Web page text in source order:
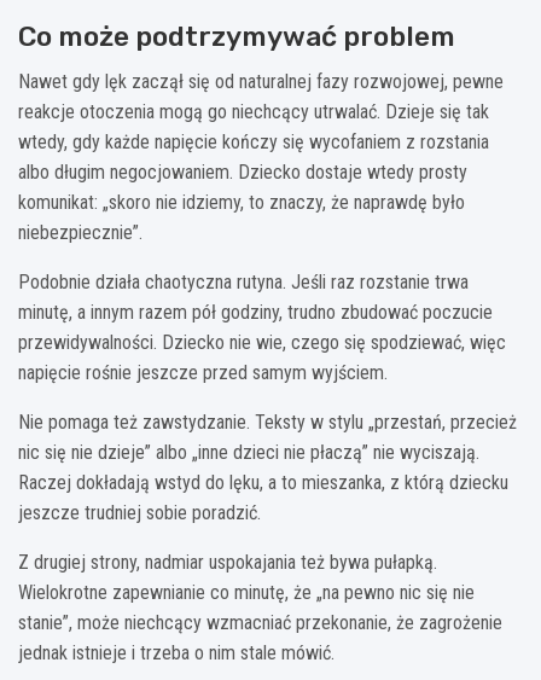
Co może podtrzymywać problem
Nawet gdy lęk zaczął się od naturalnej fazy rozwojowej, pewne
reakcje otoczenia mogą go niechcący utrwalać. Dzieje się tak
wtedy, gdy każde napięcie kończy się wycofaniem z rozstania
albo długim negocjowaniem. Dziecko dostaje wtedy prosty
komunikat: „skoro nie idziemy, to znaczy, że naprawdę było
niebezpiecznie”.
Podobnie działa chaotyczna rutyna. Jeśli raz rozstanie trwa
minutę, a innym razem pół godziny, trudno zbudować poczucie
przewidywalności. Dziecko nie wie, czego się spodziewać, więc
napięcie rośnie jeszcze przed samym wyjściem.
Nie pomaga też zawstydzanie. Teksty w stylu „przestań, przecież
nic się nie dzieje” albo „inne dzieci nie płaczą” nie wyciszają.
Raczej dokładają wstyd do lęku, a to mieszanka, z którą dziecku
jeszcze trudniej sobie poradzić.
Z drugiej strony, nadmiar uspokajania też bywa pułapką.
Wielokrotne zapewnianie co minutę, że „na pewno nic się nie
stanie”, może niechcący wzmacniać przekonanie, że zagrożenie
jednak istnieje i trzeba o nim stale mówić.